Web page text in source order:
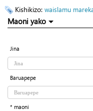
Kishikizo: waislamu
Maoni yako
Jina
Baruapepe
* maoni